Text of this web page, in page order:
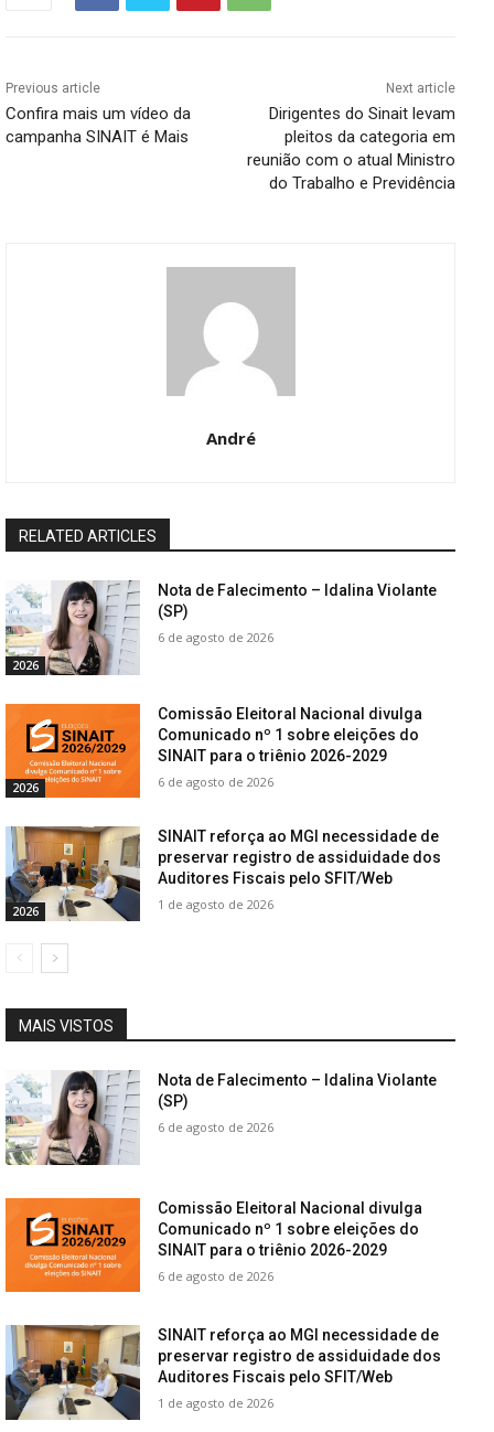
Previous article
Confira mais um vídeo da
campanha SINAIT é Mais
Next article
Dirigentes do Sinait levam
pleitos da categoria em
reunião com o atual Ministro
do Trabalho e Previdência
André
RELATED ARTICLES
2026
Nota de Falecimento – Idalina Violante
(SP)
6 de agosto de 2026
2026
Comissão Eleitoral Nacional divulga
Comunicado nº 1 sobre eleições do
SINAIT para o triênio 2026-2029
6 de agosto de 2026
2026
SINAIT reforça ao MGI necessidade de
preservar registro de assiduidade dos
Auditores Fiscais pelo SFIT/Web
1 de agosto de 2026
MAIS VISTOS
Nota de Falecimento – Idalina Violante
(SP)
6 de agosto de 2026
Comissão Eleitoral Nacional divulga
Comunicado nº 1 sobre eleições do
SINAIT para o triênio 2026-2029
6 de agosto de 2026
SINAIT reforça ao MGI necessidade de
preservar registro de assiduidade dos
Auditores Fiscais pelo SFIT/Web
1 de agosto de 2026